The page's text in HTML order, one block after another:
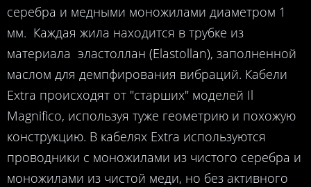
серебра и медными моножилами диаметром 1
мм. Каждая жила находится в трубке из
материала эластоллан (Elastollan), заполненной
маслом для демпфирования вибраций. Кабели
Extra происходят от "старших" моделей Il
Magnifico, используя туже геометрию и похожую
конструкцию. В кабелях Extra используются
проводники с моножилами из чистого серебра и
моножилами из чистой меди, но без активного